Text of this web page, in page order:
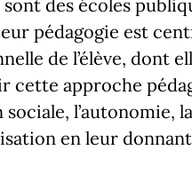
des écoles
pédagogie est
de l’élève, dont
cette approche
l’autonomie,
en leur